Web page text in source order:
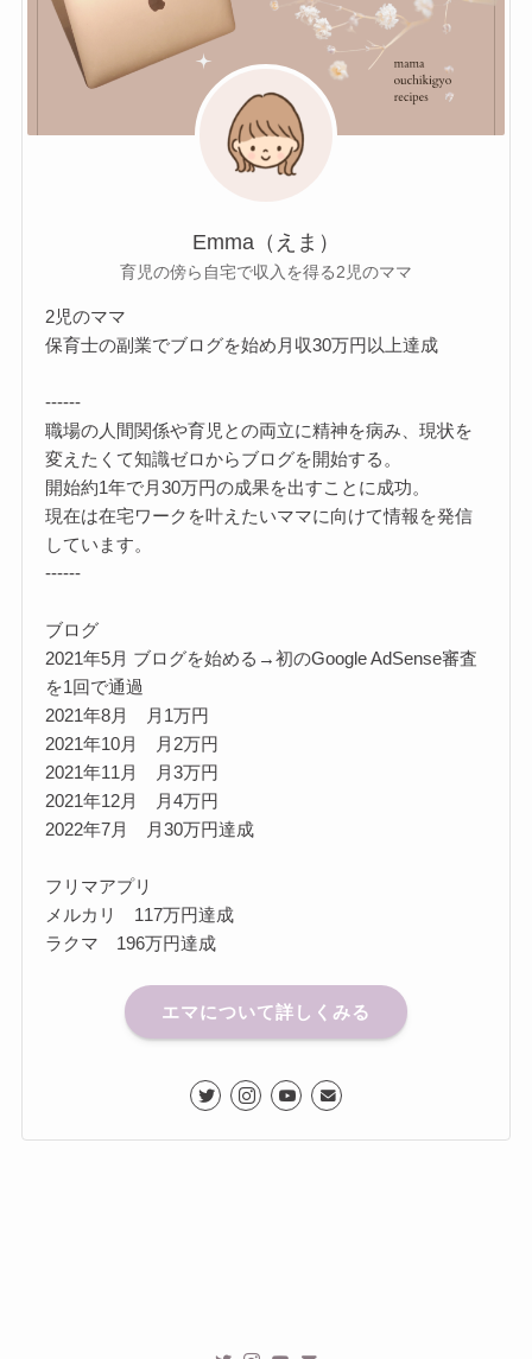
Emma（えま）
育児の傍ら自宅で収入を得る2児のママ
2児のママ
保育士の副業でブログを始め月収30万円以上達成
------
職場の人間関係や育児との両立に精神を病み、現状を
変えたくて知識ゼロからブログを開始する。
開始約1年で月30万円の成果を出すことに成功。
現在は在宅ワークを叶えたいママに向けて情報を発信
しています。
------
ブログ
2021年5月 ブログを始める→初のGoogle AdSense審査
を1回で通過
2021年8月 月1万円
2021年10月 月2万円
2021年11月 月3万円
2021年12月 月4万円
2022年7月 月30万円達成
フリマアプリ
メルカリ 117万円達成
ラクマ 196万円達成
エマについて詳しくみる